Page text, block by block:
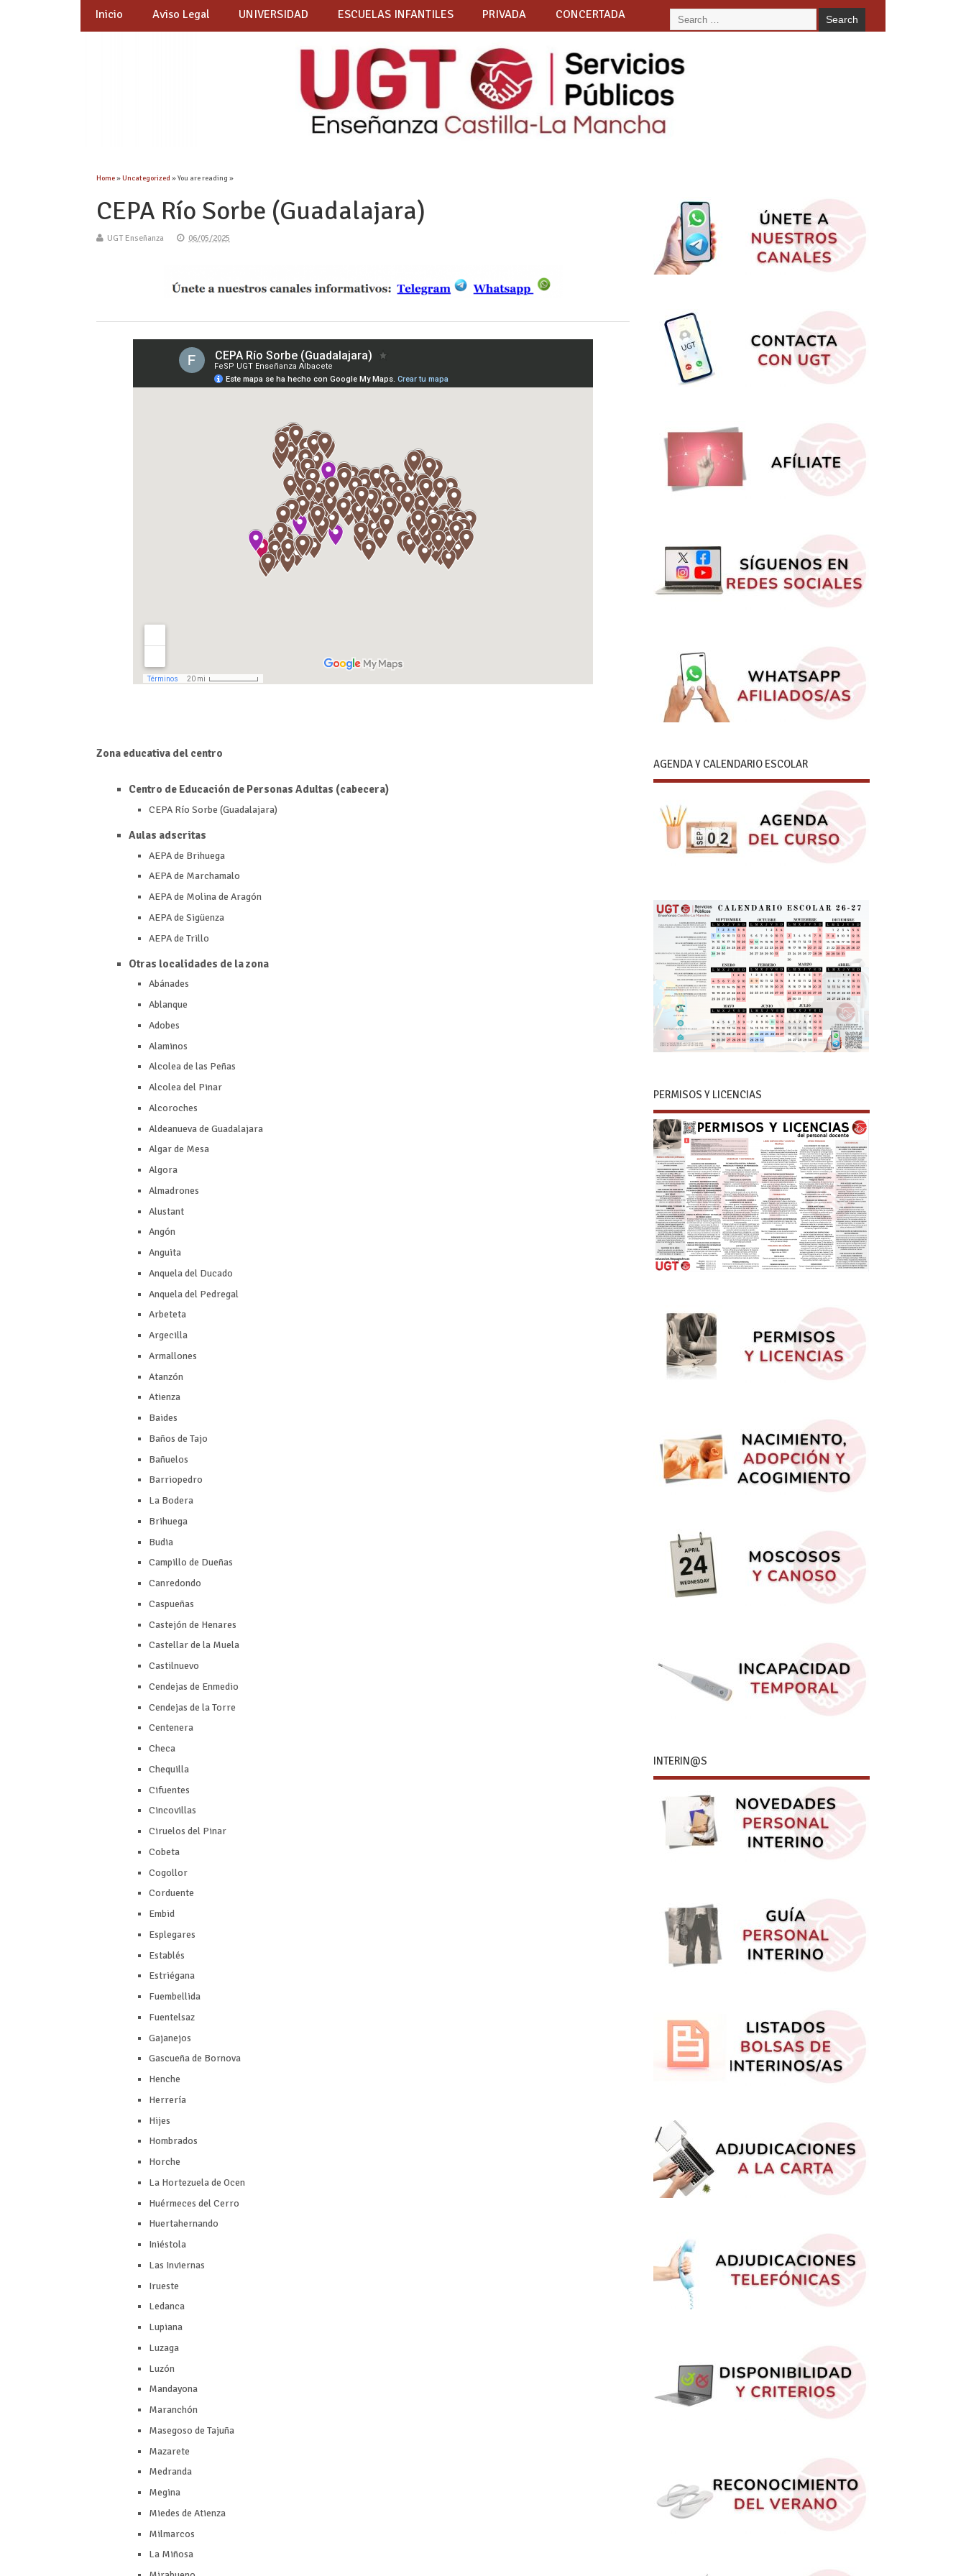
Inicio Aviso Legal UNIVERSIDAD ESCUELAS INFANTILES PRIVADA CONCERTADA
Home»Uncategorized » You are reading »
CEPA Río Sorbe (Guadalajara)
UGT Enseñanza 06/05/2025
Zona educativa del centro
Centro de Educación de Personas Adultas (cabecera)
CEPA Río Sorbe (Guadalajara)
Aulas adscritas
AEPA de Brihuega
AEPA de Marchamalo
AEPA de Molina de Aragón
AEPA de Sigüenza
AEPA de Trillo
Otras localidades de la zona
Abánades
Ablanque
Adobes
Alaminos
Alcolea de las Peñas
Alcolea del Pinar
Alcoroches
Aldeanueva de Guadalajara
Algar de Mesa
Algora
Almadrones
Alustant
Angón
Anguita
Anquela del Ducado
Anquela del Pedregal
Arbeteta
Argecilla
Armallones
Atanzón
Atienza
Baides
Baños de Tajo
Bañuelos
Barriopedro
La Bodera
Brihuega
Budia
Campillo de Dueñas
Canredondo
Caspueñas
Castejón de Henares
Castellar de la Muela
Castilnuevo
Cendejas de Enmedio
Cendejas de la Torre
Centenera
Checa
Chequilla
Cifuentes
Cincovillas
Ciruelos del Pinar
Cobeta
Cogollor
Corduente
Embid
Esplegares
Establés
Estriégana
Fuembellida
Fuentelsaz
Gajanejos
Gascueña de Bornova
Henche
Herrería
Hijes
Hombrados
Horche
La Hortezuela de Ocen
Huérmeces del Cerro
Huertahernando
Iniéstola
Las Inviernas
Irueste
Ledanca
Lupiana
Luzaga
Luzón
Mandayona
Maranchón
Masegoso de Tajuña
Mazarete
Medranda
Megina
Miedes de Atienza
Milmarcos
La Miñosa
AGENDA Y CALENDARIO ESCOLAR
PERMISOS Y LICENCIAS
INTERIN@S